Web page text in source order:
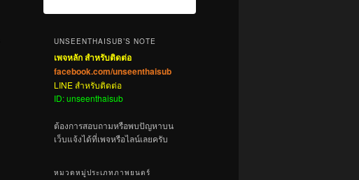
UNSEENTHAISUB’S NOTE
เพจหลัก สำหรับติดต่อ
facebook.com/unseenthaisub
LINE สำหรับติดต่อ
ID: unseenthaisub
ต้องการสอบถามหรือพบปัญหาบน
เว็บแจ้งได้ที่เพจหรือไลน์เลยครับ
หมวดหมู่ประเภทภาพยนตร์